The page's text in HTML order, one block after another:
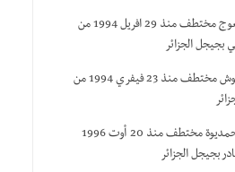
قضية المفقود صالح معوج مختطف منذ 29 افريل 1994 من
بجيجل الجزائر
قضية المفقود ربيع معوش مختطف منذ 23 فيفري 1994 من
قضية المفقود صالح محمديوة مختطف منذ 20 أوت 1996
بجيجل الجزائر